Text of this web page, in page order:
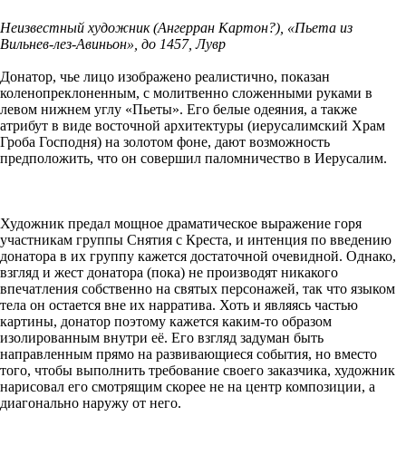
Неизвестный художник (Ангерран Картон?), «Пьета из
Вильнев-лез-Авиньон», до 1457, Лувр
Донатор, чье лицо изображено реалистично, показан
коленопреклоненным, с молитвенно сложенными руками в
левом нижнем углу «Пьеты». Его белые одеяния, а также
атрибут в виде восточной архитектуры (иерусалимский Храм
Гроба Господня) на золотом фоне, дают возможность
предположить, что он совершил паломничество в Иерусалим.
Художник предал мощное драматическое выражение горя
участникам группы Снятия с Креста, и интенция по введению
донатора в их группу кажется достаточной очевидной. Однако,
взгляд и жест донатора (пока) не производят никакого
впечатления собственно на святых персонажей, так что языком
тела он остается вне их нарратива. Хоть и являясь частью
картины, донатор поэтому кажется каким-то образом
изолированным внутри её. Его взгляд задуман быть
направленным прямо на развивающиеся события, но вместо
того, чтобы выполнить требование своего заказчика, художник
нарисовал его смотрящим скорее не на центр композиции, а
диагонально наружу от него.